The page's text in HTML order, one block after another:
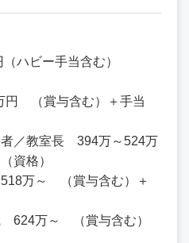
ハビー手当含む）
円 （賞与含む）＋手当
者／教室長 394万～524万
資格）
万～ （賞与含む）＋
624万～ （賞与含む）